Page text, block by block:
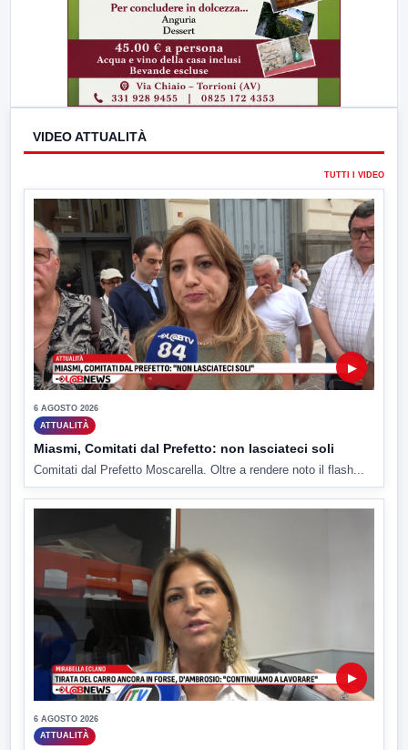
VIDEO ATTUALITÀ
TUTTI I VIDEO
▶
6 AGOSTO 2026
ATTUALITÀ
Miasmi, Comitati dal Prefetto: non lasciateci soli
Comitati dal Prefetto Moscarella. Oltre a rendere noto il flash...
▶
6 AGOSTO 2026
ATTUALITÀ